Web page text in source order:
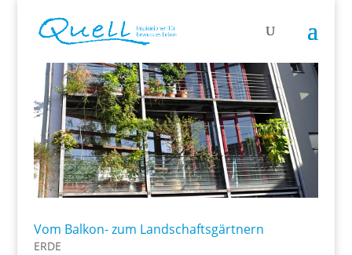
Vom Balkon- zum Landschaftsgärtnern
ERDE